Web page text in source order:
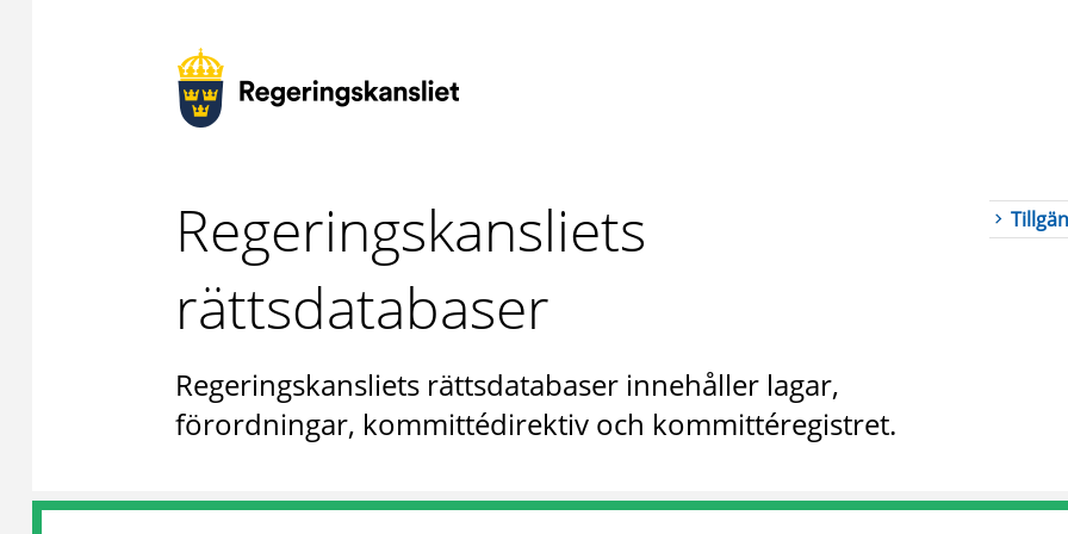
Regeringskansliets
rättsdatabaser
Regeringskansliets rättsdatabaser innehåller lagar,
förordningar, kommittédirektiv och kommittéregistret.